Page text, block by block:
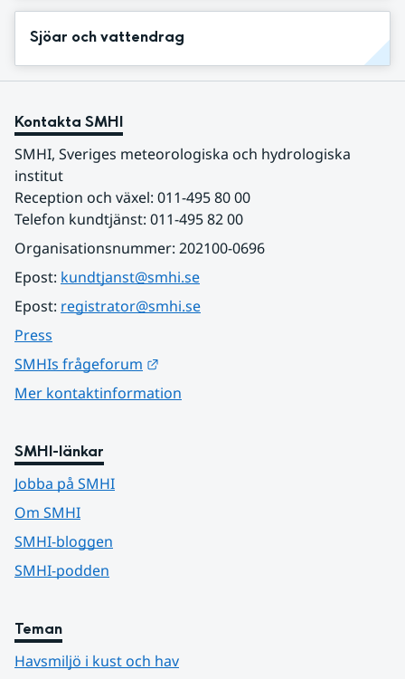
Sjöar och vattendrag
Kontakta SMHI
SMHI, Sveriges meteorologiska och hydrologiska
institut
Reception och växel: 011-495 80 00
Telefon kundtjänst: 011-495 82 00
Organisationsnummer: 202100-0696
Epost: kundtjanst@smhi.se
Epost: registrator@smhi.se
Press
SMHIs frågeforum
Mer kontaktinformation
SMHI-länkar
Jobba på SMHI
Om SMHI
SMHI-bloggen
SMHI-podden
Teman
Havsmiljö i kust och hav